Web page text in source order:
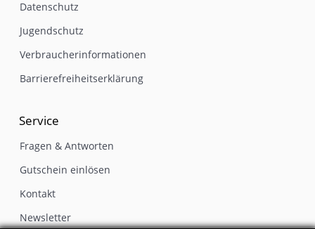
Datenschutz
Jugendschutz
Verbraucherinformationen
Barrierefreiheitserklärung
Service
Fragen & Antworten
Gutschein einlösen
Kontakt
Newsletter